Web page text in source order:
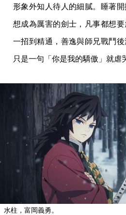
形象外知人待人的細膩。睡著
想成為厲害的劍士，凡事都想
一招到精通，善逸與師兄戰鬥後
只是一句「你是我的驕傲」就虐
水柱，富岡義勇。